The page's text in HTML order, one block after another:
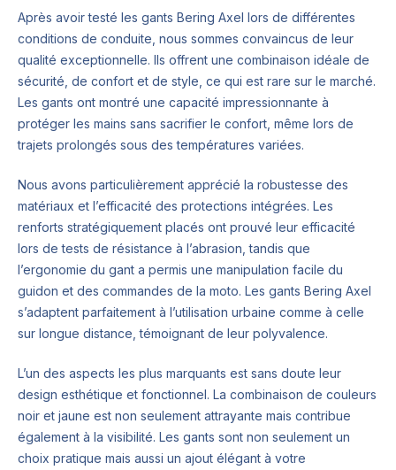
Après avoir testé les gants Bering Axel lors de différentes
conditions de conduite, nous sommes convaincus de leur
qualité exceptionnelle. Ils offrent une combinaison idéale de
sécurité, de confort et de style, ce qui est rare sur le marché.
Les gants ont montré une capacité impressionnante à
protéger les mains sans sacrifier le confort, même lors de
trajets prolongés sous des températures variées.
Nous avons particulièrement apprécié la robustesse des
matériaux et l’efficacité des protections intégrées. Les
renforts stratégiquement placés ont prouvé leur efficacité
lors de tests de résistance à l’abrasion, tandis que
l’ergonomie du gant a permis une manipulation facile du
guidon et des commandes de la moto. Les gants Bering Axel
s’adaptent parfaitement à l’utilisation urbaine comme à celle
sur longue distance, témoignant de leur polyvalence.
L’un des aspects les plus marquants est sans doute leur
design esthétique et fonctionnel. La combinaison de couleurs
noir et jaune est non seulement attrayante mais contribue
également à la visibilité. Les gants sont non seulement un
choix pratique mais aussi un ajout élégant à votre